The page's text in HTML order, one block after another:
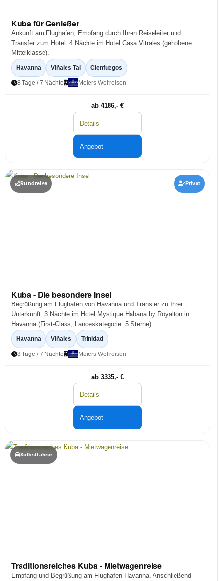
Kuba für Genießer
Ankunft am Flughafen, Empfang durch Ihren Reiseleiter und
Transfer zum Hotel. 4 Nächte im Hotel Casa Vitrales (gehobene
Mittelklasse).
Havanna Viñales Tal Cienfuegos
8 Tage / 7 Nächte Meiers Weltreisen
ab 4186,- €
Details
Angebot
Rundreise Privat
Kuba - Die besondere Insel
Begrüßung am Flughafen von Havanna und Transfer zu Ihrer
Unterkunft. 3 Nächte im Hotel Mystique Habana by Royalton in
Havanna (First-Class, Landeskategorie: 5 Sterne).
Havanna Viñales Trinidad
8 Tage / 7 Nächte Meiers Weltreisen
ab 3335,- €
Details
Angebot
Selbstfahrer
Traditionsreiches Kuba - Mietwagenreise
Empfang und Begrüßung am Flughafen Havanna. Anschließend